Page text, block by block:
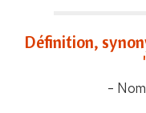
Définition,
-